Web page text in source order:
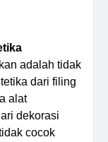
adalah tidak
dari filing
alat
dekorasi
cocok